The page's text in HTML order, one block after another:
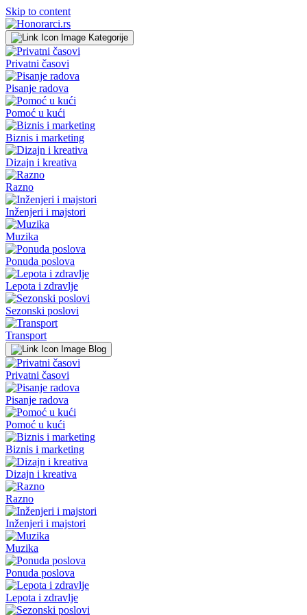
Skip to content
Kategorije
Privatni časovi
Pisanje radova
Pomoć u kući
Biznis i marketing
Dizajn i kreativa
Razno
Inženjeri i majstori
Muzika
Ponuda poslova
Lepota i zdravlje
Sezonski poslovi
Transport
Blog
Privatni časovi
Pisanje radova
Pomoć u kući
Biznis i marketing
Dizajn i kreativa
Razno
Inženjeri i majstori
Muzika
Ponuda poslova
Lepota i zdravlje